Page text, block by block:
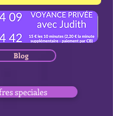
Blog
speciales